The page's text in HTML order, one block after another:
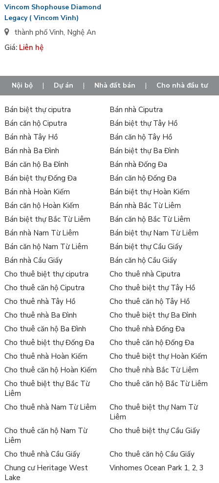
Vincom Shophouse Diamond
Legacy ( Vincom Vinh)
thành phố Vinh, Nghệ An
Giá: Liên hệ
Nội bộ | Dự án | Nhà đất bán | Cho nhà đầu tư
Bán biệt thự ciputra
Bán nhà Ciputra
Bán căn hộ Ciputra
Bán biệt thự Tây Hồ
Bán nhà Tây Hồ
Bán căn hộ Tây Hồ
Bán nhà Ba Đình
Bán biệt thự Ba Đình
Bán căn hộ Ba Đình
Bán nhà Đống Đa
Bán biệt thự Đống Đa
Bán căn hộ Đống Đa
Bán nhà Hoàn Kiếm
Bán biệt thự Hoàn Kiếm
Bán căn hộ Hoàn Kiếm
Bán nhà Bắc Từ Liêm
Bán biệt thự Bắc Từ Liêm
Bán căn hộ Bắc Từ Liêm
Bán nhà Nam Từ Liêm
Bán biệt thự Nam Từ Liêm
Bán căn hộ Nam Từ Liêm
Bán biệt thự Cầu Giấy
Bán nhà Cầu Giấy
Bán căn hộ Cầu Giấy
Cho thuê biệt thự ciputra
Cho thuê nhà Ciputra
Cho thuê căn hộ Ciputra
Cho thuê biệt thự Tây Hồ
Cho thuê nhà Tây Hồ
Cho thuê căn hộ Tây Hồ
Cho thuê nhà Ba Đình
Cho thuê biệt thự Ba Đình
Cho thuê căn hộ Ba Đình
Cho thuê nhà Đống Đa
Cho thuê biệt thự Đống Đa
Cho thuê căn hộ Đống Đa
Cho thuê nhà Hoàn Kiếm
Cho thuê biệt thự Hoàn Kiếm
Cho thuê căn hộ Hoàn Kiếm
Cho thuê nhà Bắc Từ Liêm
Cho thuê biệt thự Bắc Từ
Liêm
Cho thuê căn hộ Bắc Từ Liêm
Cho thuê nhà Nam Từ Liêm
Cho thuê biệt thự Nam Từ
Liêm
Cho thuê căn hộ Nam Từ
Liêm
Cho thuê biệt thự Cầu Giấy
Cho thuê nhà Cầu Giấy
Cho thuê căn hộ Cầu Giấy
Chung cư Heritage West
Lake
Vinhomes Ocean Park 1, 2, 3